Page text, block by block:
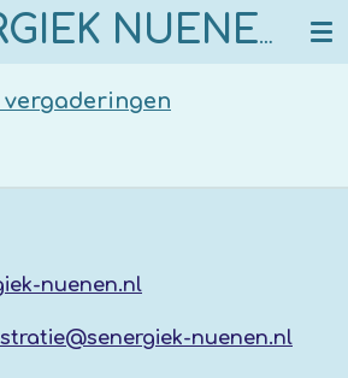
SENERGIEK NUENEN
vergaderingen
nuenen.nl
nuenen.nl